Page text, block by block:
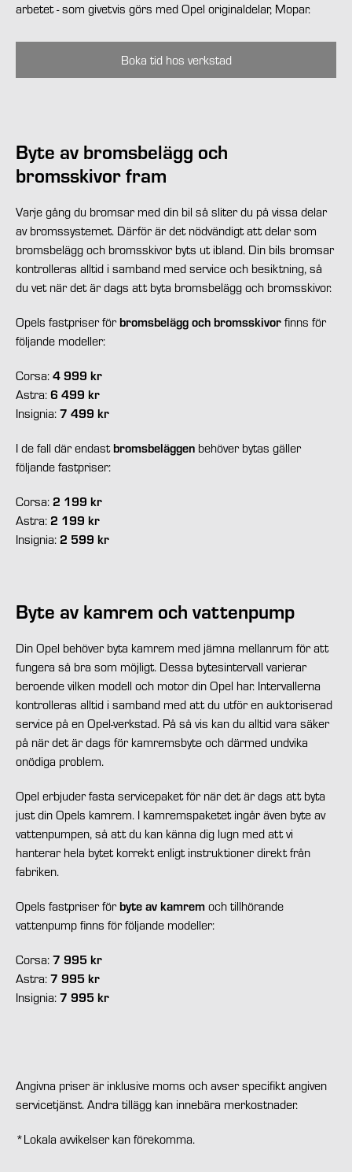
arbetet - som givetvis görs med Opel originaldelar, Mopar.
Boka tid hos verkstad
Byte av bromsbelägg och
bromsskivor fram
Varje gång du bromsar med din bil så sliter du på vissa delar
av bromssystemet. Därför är det nödvändigt att delar som
bromsbelägg och bromsskivor byts ut ibland. Din bils bromsar
kontrolleras alltid i samband med service och besiktning, så
du vet när det är dags att byta bromsbelägg och bromsskivor.
Opels fastpriser för bromsbelägg och bromsskivor finns för
följande modeller:
Corsa: 4 999 kr
Astra: 6 499 kr
Insignia: 7 499 kr
I de fall där endastbromsbeläggen behöver bytas gäller
följande fastpriser:
Corsa: 2 199 kr
Astra: 2 199 kr
Insignia: 2 599 kr
Byte av kamrem och vattenpump
Din Opel behöver byta kamrem med jämna mellanrum för att
fungera så bra som möjligt. Dessa bytesintervall varierar
beroende vilken modell och motor din Opel har. Intervallerna
kontrolleras alltid i samband med att du utför en auktoriserad
service på en Opel-verkstad. På så vis kan du alltid vara säker
på när det är dags för kamremsbyte och därmed undvika
onödiga problem.
Opel erbjuder fasta servicepaket för när det är dags att byta
just din Opels kamrem. I kamremspaketet ingår även byte av
vattenpumpen, så att du kan känna dig lugn med att vi
hanterar hela bytet korrekt enligt instruktioner direkt från
fabriken.
Opels fastpriser för byte av kamrem och tillhörande
vattenpump finns för följande modeller:
Corsa: 7 995 kr
Astra: 7 995 kr
Insignia: 7 995 kr
Angivna priser är inklusive moms och avser specifikt angiven
servicetjänst. Andra tillägg kan innebära merkostnader.
*Lokala avvikelser kan förekomma.